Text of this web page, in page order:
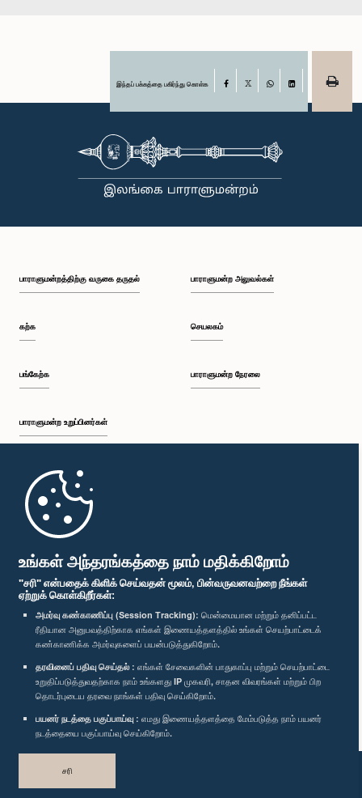
உங்கள் அந்தரங்கத்தை நாம் மதிக்கிறோம்
"சரி" என்பதைக் கிளிக் செய்வதன் மூலம், பின்வருவனவற்றை நீங்கள்
ஏற்றுக் கொள்கிறீர்கள்:
அமர்வு கண்காணிப்பு (Session Tracking): மென்மையான மற்றும் தனிப்பட்ட
ரீதியான அனுபவத்திற்காக எங்கள் இணையத்தளத்தில் உங்கள் செயற்பாட்டைக்
கண்காணிக்க அமர்வுகளைப் பயன்படுத்துகிறோம்.
தரவினைப் பதிவு செய்தல் : எங்கள் சேவைகளின் பாதுகாப்பு மற்றும் செயற்பாட்டை
உறுதிப்படுத்துவதற்காக நாம் உங்களது IP முகவரி, சாதன விவரங்கள் மற்றும் பிற
தொடர்புடைய தரவை நாங்கள் பதிவு செய்கிறோம்.
பயனர் நடத்தை பகுப்பாய்வு : எமது இணையத்தளத்தை மேம்படுத்த நாம் பயனர்
நடத்தையை பகுப்பாய்வு செய்கிறோம்.
சரி
இந்தப் பக்கத்தை பகிர்ந்து கொள்க Facebook
பாராளுமன்றத்திற்கு வருகை தருதல்
கற்க
பங்கேற்க
பாராளுமன்ற உறுப்பினர்கள்
முதற்பக்கம்
பாராளுமன்ற அலுவல்கள்
செயலகம்
பாராளுமன்ற நேரலை
பாராளுமன்ற கையடக்க செயலி
எம்மை பின்தொடர்க :
விருதுகள்
தனியுரிமைக் கொள்கை